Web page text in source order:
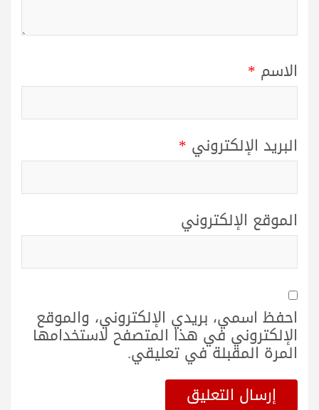
الاسم *
البريد الإلكتروني *
الموقع الإلكتروني
احفظ اسمي، بريدي الإلكتروني، والموقع
الإلكتروني في هذا المتصفح لاستخدامها
المرة المقبلة في تعليقي.